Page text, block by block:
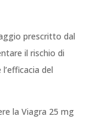
prescritto dal
il rischio di
del
la Viagra 25 mg